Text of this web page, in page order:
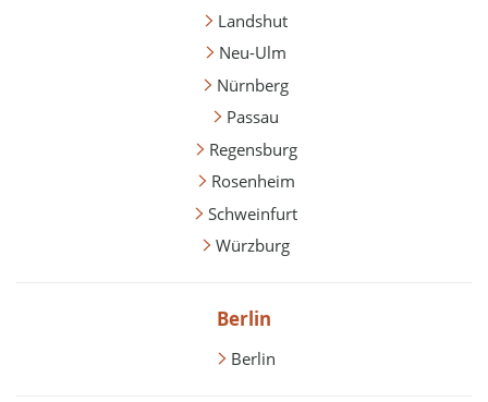
Landshut
Neu-Ulm
Nürnberg
Passau
Regensburg
Rosenheim
Schweinfurt
Würzburg
Berlin
Berlin